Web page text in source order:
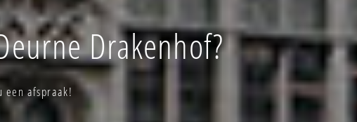
Drakenhof?
een afspraak!